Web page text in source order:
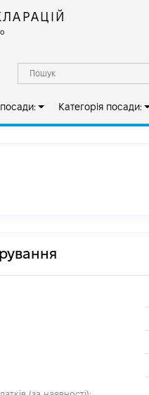
Категорія посади: